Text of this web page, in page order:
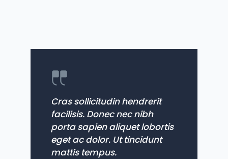
Cras sollicitudin hendrerit
facilisis. Donec nec nibh
porta sapien aliquet lobortis
eget ac dolor. Ut tincidunt
mattis tempus.